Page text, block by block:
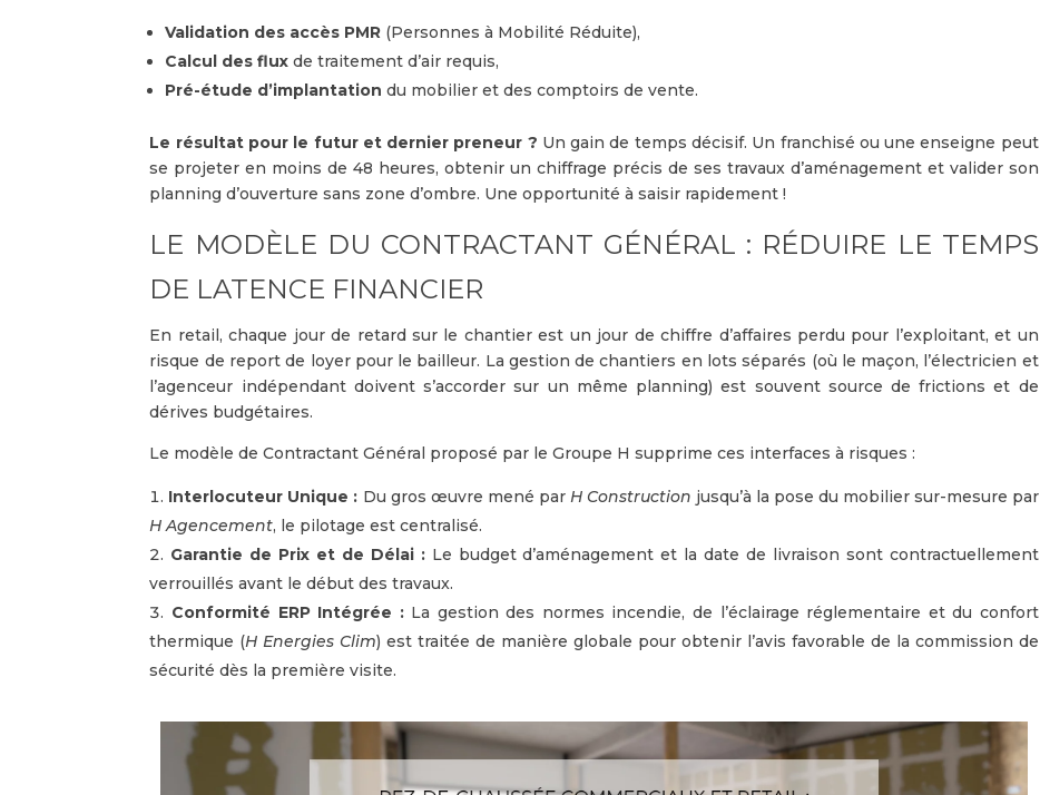
Validation des accès PMR (Personnes à Mobilité Réduite),
Calcul des flux de traitement d’air requis,
Pré-étude d’implantation du mobilier et des comptoirs de vente.
Le résultat pour le futur et dernier preneur ? Un gain de temps décisif. Un franchisé ou une enseigne peut
se projeter en moins de 48 heures, obtenir un chiffrage précis de ses travaux d’aménagement et valider son
planning d’ouverture sans zone d’ombre. Une opportunité à saisir rapidement !
LE MODÈLE DU CONTRACTANT GÉNÉRAL : RÉDUIRE LE TEMPS
DE LATENCE FINANCIER
En retail, chaque jour de retard sur le chantier est un jour de chiffre d’affaires perdu pour l’exploitant, et un
risque de report de loyer pour le bailleur. La gestion de chantiers en lots séparés (où le maçon, l’électricien et
l’agenceur indépendant doivent s’accorder sur un même planning) est souvent source de frictions et de
dérives budgétaires.
Le modèle de Contractant Général proposé par le Groupe H supprime ces interfaces à risques :
Interlocuteur Unique : Du gros œuvre mené par H Construction jusqu’à la pose du mobilier sur-mesure par
H Agencement, le pilotage est centralisé.
Garantie de Prix et de Délai :Le budget d’aménagement et la date de livraison sont contractuellement
verrouillés avant le début des travaux.
Conformité ERP Intégrée :La gestion des normes incendie, de l’éclairage réglementaire et du confort
thermique (H Energies Clim) est traitée de manière globale pour obtenir l’avis favorable de la commission de
sécurité dès la première visite.